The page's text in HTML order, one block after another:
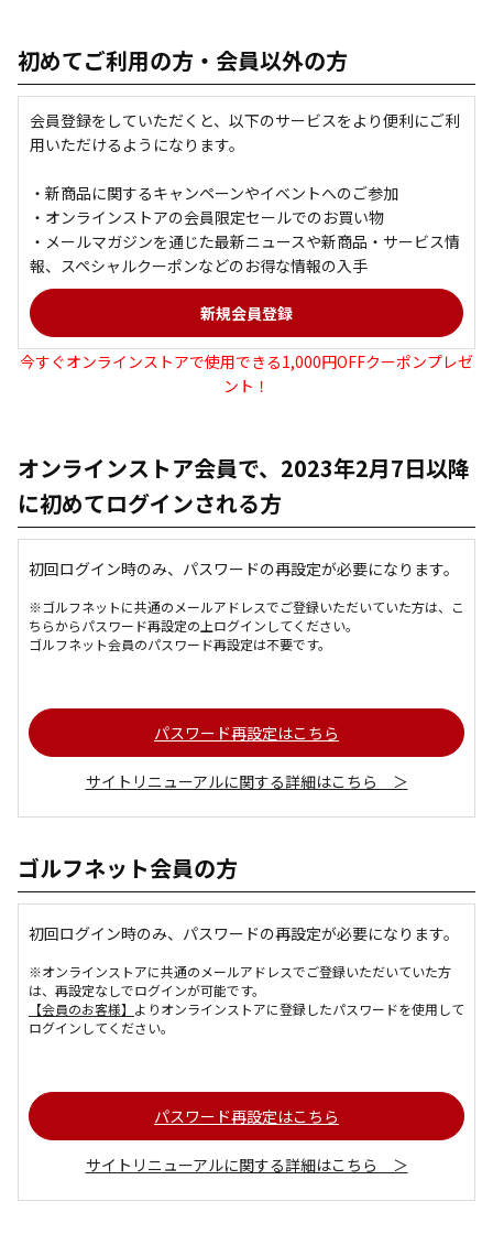
初めてご利用の方・会員以外の方
会員登録をしていただくと、以下のサービスをより便利にご利
用いただけるようになります。
・新商品に関するキャンペーンやイベントへのご参加
・オンラインストアの会員限定セールでのお買い物
・メールマガジンを通じた最新ニュースや新商品・サービス情
報、スペシャルクーポンなどのお得な情報の入手
今すぐオンラインストアで使用できる1,000円OFFクーポンプレゼ
ント！
オンラインストア会員で、2023年2月7日以降
に初めてログインされる方
初回ログイン時のみ、パスワードの再設定が必要になります。
※ゴルフネットに共通のメールアドレスでご登録いただいていた方は、こ
ちらからパスワード再設定の上ログインしてください。
ゴルフネット会員のパスワード再設定は不要です。
パスワード再設定はこちら
サイトリニューアルに関する詳細はこちら ＞
ゴルフネット会員の方
初回ログイン時のみ、パスワードの再設定が必要になります。
※オンラインストアに共通のメールアドレスでご登録いただいていた方
は、再設定なしでログインが可能です。
【会員のお客様】 よりオンラインストアに登録したパスワードを使用して
ログインしてください。
パスワード再設定はこちら
サイトリニューアルに関する詳細はこちら ＞